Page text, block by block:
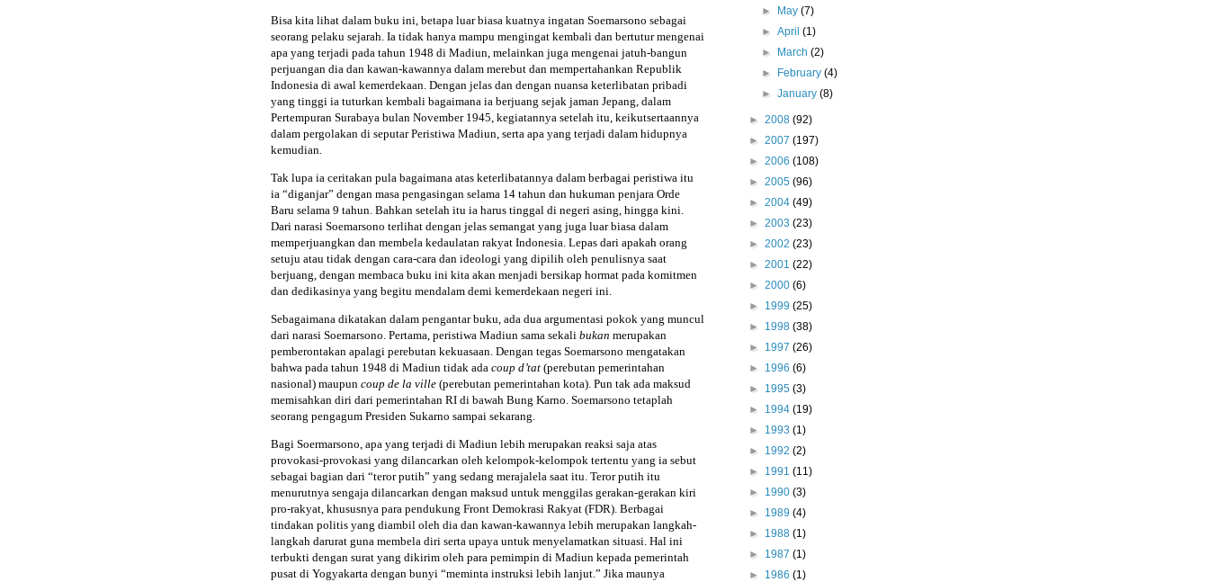
Bisa kita lihat dalam buku ini, betapa luar biasa kuatnya ingatan Soemarsono sebagai
seorang pelaku sejarah. Ia tidak hanya mampu mengingat kembali dan bertutur mengenai
apa yang terjadi pada tahun 1948 di Madiun, melainkan juga mengenai jatuh-bangun
perjuangan dia dan kawan-kawannya dalam merebut dan mempertahankan Republik
Indonesia di awal kemerdekaan. Dengan jelas dan dengan nuansa keterlibatan pribadi
yang tinggi ia tuturkan kembali bagaimana ia berjuang sejak jaman Jepang, dalam
Pertempuran Surabaya bulan November 1945, kegiatannya setelah itu, keikutsertaannya
dalam pergolakan di seputar Peristiwa Madiun, serta apa yang terjadi dalam hidupnya
kemudian.
Tak lupa ia ceritakan pula bagaimana atas keterlibatannya dalam berbagai peristiwa itu
ia “diganjar” dengan masa pengasingan selama 14 tahun dan hukuman penjara Orde
Baru selama 9 tahun. Bahkan setelah itu ia harus tinggal di negeri asing, hingga kini.
Dari narasi Soemarsono terlihat dengan jelas semangat yang juga luar biasa dalam
memperjuangkan dan membela kedaulatan rakyat Indonesia. Lepas dari apakah orang
setuju atau tidak dengan cara-cara dan ideologi yang dipilih oleh penulisnya saat
berjuang, dengan membaca buku ini kita akan menjadi bersikap hormat pada komitmen
dan dedikasinya yang begitu mendalam demi kemerdekaan negeri ini.
Sebagaimana dikatakan dalam pengantar buku, ada dua argumentasi pokok yang muncul
dari narasi Soemarsono. Pertama, peristiwa Madiun sama sekali bukan merupakan
pemberontakan apalagi perebutan kekuasaan. Dengan tegas Soemarsono mengatakan
bahwa pada tahun 1948 di Madiun tidak ada coup d’tat(perebutan pemerintahan
nasional) maupun coup de la ville(perebutan pemerintahan kota). Pun tak ada maksud
memisahkan diri dari pemerintahan RI di bawah Bung Karno. Soemarsono tetaplah
seorang pengagum Presiden Sukarno sampai sekarang.
Bagi Soermarsono, apa yang terjadi di Madiun lebih merupakan reaksi saja atas
provokasi-provokasi yang dilancarkan oleh kelompok-kelompok tertentu yang ia sebut
sebagai bagian dari “teror putih” yang sedang merajalela saat itu. Teror putih itu
menurutnya sengaja dilancarkan dengan maksud untuk menggilas gerakan-gerakan kiri
pro-rakyat, khususnya para pendukung Front Demokrasi Rakyat (FDR). Berbagai
tindakan politis yang diambil oleh dia dan kawan-kawannya lebih merupakan langkah-
langkah darurat guna membela diri serta upaya untuk menyelamatkan situasi. Hal ini
terbukti dengan surat yang dikirim oleh para pemimpin di Madiun kepada pemerintah
pusat di Yogyakarta dengan bunyi “meminta instruksi lebih lanjut.” Jika maunya
►
May(7)
►April(1)
►
March(2)
►
February(4)
►January(8)
► 2008 (92)
► 2007 (197)
► 2006 (108)
► 2005 (96)
► 2004 (49)
► 2003 (23)
► 2002 (23)
► 2001 (22)
► 2000 (6)
► 1999 (25)
► 1998 (38)
► 1997 (26)
► 1996 (6)
► 1995 (3)
► 1994 (19)
► 1993 (1)
► 1992 (2)
► 1991 (11)
► 1990 (3)
► 1989 (4)
► 1988 (1)
► 1987 (1)
► 1986 (1)